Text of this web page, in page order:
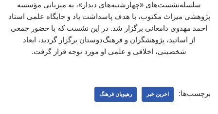
سلسله‌نشست‌های «چهارشنبه‌های دیدار»، به میزبانی مؤسسه
پژوهشی میراث مکتوب، با هدف پاسداشت یاد و جایگاه علمی استاد
احمد مهدوی دامغانی برگزار شد. در این نشست که با حضور جمعی
از اساتید، پژوهشگران و فرهنگ‌دوستان برگزار گردید، ابعاد
شخصیتی، اخلاقی و علمی او مورد توجه قرار گرفت.
برچسب‌ها: اخرین خبر رهپویان فرهنگ